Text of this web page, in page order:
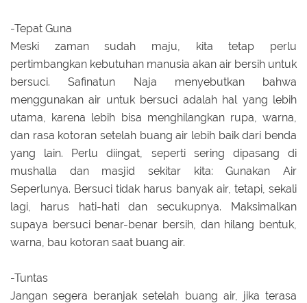
-Tepat Guna
Meski zaman sudah maju, kita tetap perlu
pertimbangkan kebutuhan manusia akan air bersih untuk
bersuci. Safinatun Naja menyebutkan bahwa
menggunakan air untuk bersuci adalah hal yang lebih
utama, karena lebih bisa menghilangkan rupa, warna,
dan rasa kotoran setelah buang air lebih baik dari benda
yang lain. Perlu diingat, seperti sering dipasang di
mushalla dan masjid sekitar kita: Gunakan Air
Seperlunya. Bersuci tidak harus banyak air, tetapi, sekali
lagi, harus hati-hati dan secukupnya. Maksimalkan
supaya bersuci benar-benar bersih, dan hilang bentuk,
warna, bau kotoran saat buang air.
-Tuntas
Jangan segera beranjak setelah buang air, jika terasa